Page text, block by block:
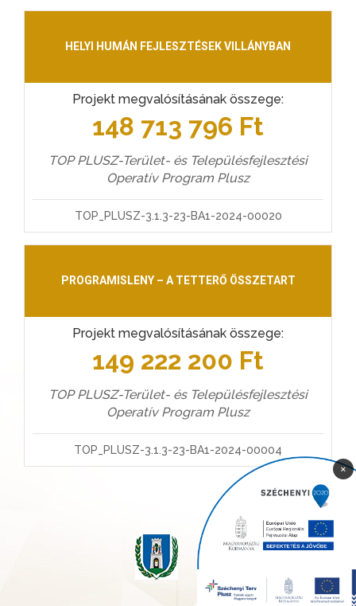
HELYI HUMÁN FEJLESZTÉSEK VILLÁNYBAN
Projekt megvalósításának összege:
148 713 796 Ft
TOP PLUSZ-Terület- és Településfejlesztési
Operatív Program Plusz
TOP_PLUSZ-3.1.3-23-BA1-2024-00020
PROGRAMISLENY – A TETTERŐ ÖSSZETART
Projekt megvalósításának összege:
149 222 200 Ft
TOP PLUSZ-Terület- és Településfejlesztési
Operatív Program Plusz
TOP_PLUSZ-3.1.3-23-BA1-2024-00004
×